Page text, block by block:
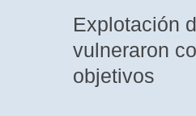
Explotación
vulneraron
objetivos